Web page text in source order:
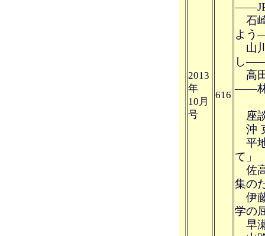
2013
年
10月
号
616
石
よう
山
し
高
――
座
沖
平
て」
佐
集の
伊
学の
早